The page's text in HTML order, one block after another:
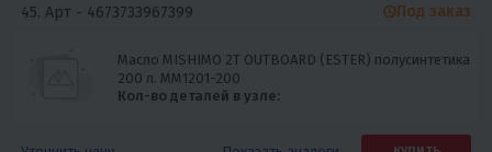
45. Арт - 4673733967399
Масло MISHIMO 2T OUTBOARD (ESTER) полусинтетика
200 л. ММ1201-200
Кол-во деталей в узле:
Под заказ